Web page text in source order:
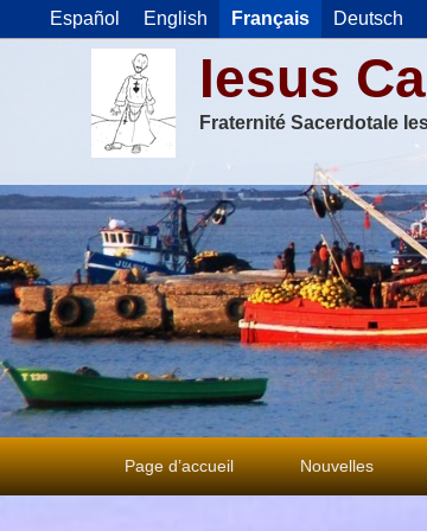
Español English Français Deutsch
Iesus
Fraternité Sacerdotale
Premier
menu
Page d’accueil Nouvelles